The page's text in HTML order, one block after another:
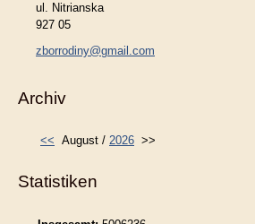
ul. Nitrianska
927 05
zborrodiny@gmail.com
Archiv
<< August / 2026 >>
Statistiken